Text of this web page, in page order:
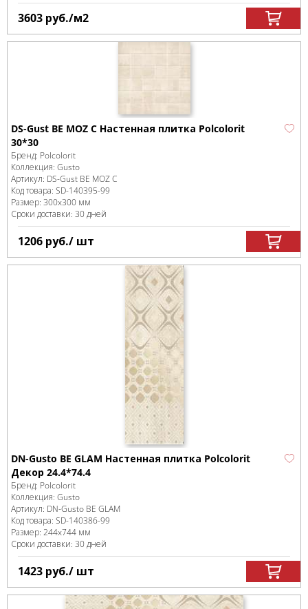
3603 руб./м2
DS-Gust BE MOZ C Настенная плитка Polcolorit
30*30
Бренд: Polcolorit
Коллекция: Gusto
Артикул: DS-Gust BE MOZ C
Код товара: SD-140395-99
Размер: 300x300 мм
Сроки доставки: 30 дней
1206 руб./ шт
DN-Gusto BE GLAM Настенная плитка Polcolorit
Декор 24.4*74.4
Бренд: Polcolorit
Коллекция: Gusto
Артикул: DN-Gusto BE GLAM
Код товара: SD-140386-99
Размер: 244x744 мм
Сроки доставки: 30 дней
1423 руб./ шт